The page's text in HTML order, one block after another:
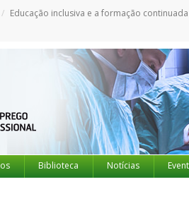
Educação inclusiva e a formação continuada de professores: aprendizados nacionais e
Biblioteca Notícias